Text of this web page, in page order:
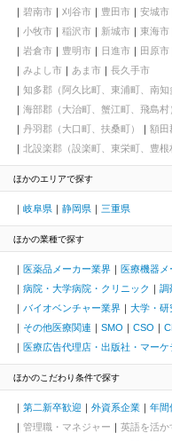
碧南市
刈谷市 豊田市 安城市
小牧市
稲沢市 新城市 東海市
岩倉市
豊明市 日進市 田原市
みよし市
あま市
長久手市
知多郡（阿久比町、東浦町、南知
海部郡（大治町、蟹江町、飛島村
丹羽郡（大口町、扶桑町）
額田
北設楽郡（設楽町、東栄町、豊根
ほかのエリアで探す
岐阜県 静岡県 三重県
ほかの業種で探す
医薬品メーカー業界 医療機器メ
病院・大学病院・クリニック
調
バイオベンチャー業界
大学・研
その他医療関連
SMO CSO
医療広告代理店・出版社・マー
ほかのこだわり条件で探す
第二新卒歓迎 外資系企業 年間
管理職・マネジャー
英語を活か